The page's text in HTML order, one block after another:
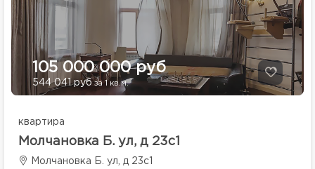
105 000 000 руб
544 041 руб за 1 кв.м.
квартира
Молчановка Б. ул, д 23с1
Молчановка Б. ул, д 23с1